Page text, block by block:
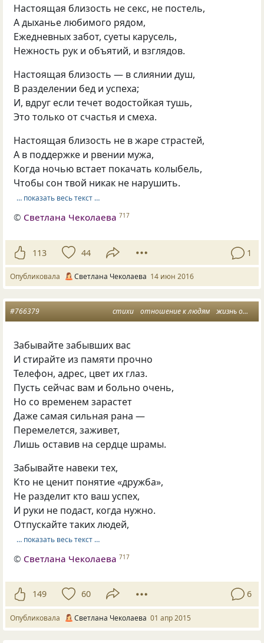
Настоящая близость не секс, не постель,
А дыханье любимого рядом,
Ежедневных забот, суеты карусель,
Нежность рук и объятий, и взглядов.
Настоящая близость — в слиянии душ,
В разделении бед и успеха;
И, вдруг если течет водостойкая тушь,
Это только от счастья и смеха.
Настоящая близость не в жаре страстей,
А в поддержке и рвении мужа,
Когда ночью встает покачать колыбель,
Чтобы сон твой никак не нарушить.
… показать весь текст …
© Светлана Чеколаева 717
113 44 1
Опубликовала Светлана Чеколаева 14 июн 2016
стихи отношение к людям жизнь отношения
#766379
Забывайте забывших вас
И стирайте из памяти прочно
Телефон, адрес, цвет их глаз.
Пусть сейчас вам и больно очень,
Но со временем зарастет
Даже самая сильная рана —
Перемелется, заживет,
Лишь оставив на сердце шрамы.
Забывайте навеки тех,
Кто не ценит понятие «дружба»,
Не разделит кто ваш успех,
И руки не подаст, когда нужно.
Отпускайте таких людей,
… показать весь текст …
© Светлана Чеколаева 717
149 60 6
Опубликовала Светлана Чеколаева 01 апр 2015